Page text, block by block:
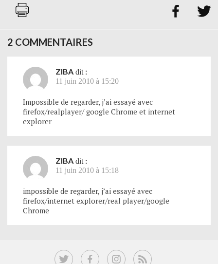
 
2 COMMENTAIRES
ZIBA dit :
11 juin 2010 à 15:20
Impossible de regarder, j’ai essayé avec
firefox/realplayer/ google Chrome et internet
explorer
ZIBA dit :
11 juin 2010 à 15:18
impossible de regarder, j’ai essayé avec
firefox/internet explorer/real player/google
Chrome